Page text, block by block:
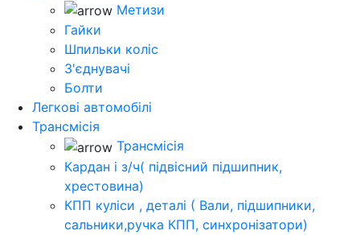
Метизи
Гайки
Шпильки коліс
З'єднувачі
Болти
Легкові автомобілі
Трансмісія
Трансмісія
Кардан і з/ч( підвісний підшипник,
хрестовина)
КПП куліси , деталі ( Вали, підшипники,
сальники,ручка КПП, синхронізатори)